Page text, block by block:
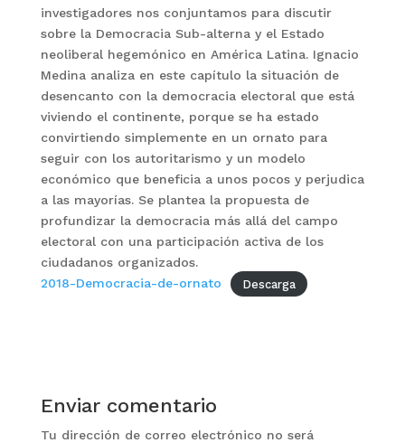
investigadores nos conjuntamos para discutir
sobre la Democracia Sub-alterna y el Estado
neoliberal hegemónico en América Latina. Ignacio
Medina analiza en este capítulo la situación de
desencanto con la democracia electoral que está
viviendo el continente, porque se ha estado
convirtiendo simplemente en un ornato para
seguir con los autoritarismo y un modelo
económico que beneficia a unos pocos y perjudica
a las mayorías. Se plantea la propuesta de
profundizar la democracia más allá del campo
electoral con una participación activa de los
ciudadanos organizados.
2018-Democracia-de-ornato
Descarga
Enviar comentario
Tu dirección de correo electrónico no será